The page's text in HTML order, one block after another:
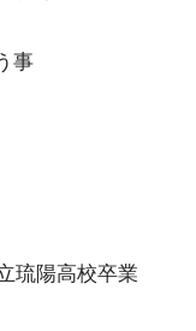
事
琉陽高校卒業